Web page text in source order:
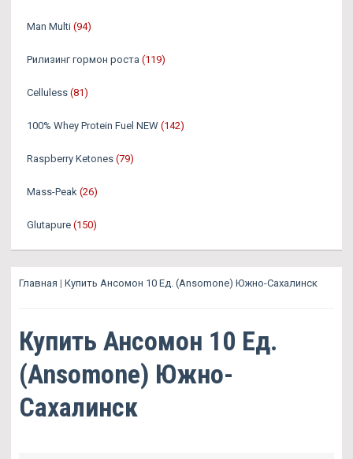
Man Multi (94)
Рилизинг гормон роста (119)
Celluless (81)
100% Whey Protein Fuel NEW (142)
Raspberry Ketones (79)
Mass-Peak (26)
Glutapure (150)
Главная | Купить Ансомон 10 Ед. (Ansomone) Южно-Сахалинск
Купить Ансомон 10 Ед.
(Ansomone) Южно-
Сахалинск